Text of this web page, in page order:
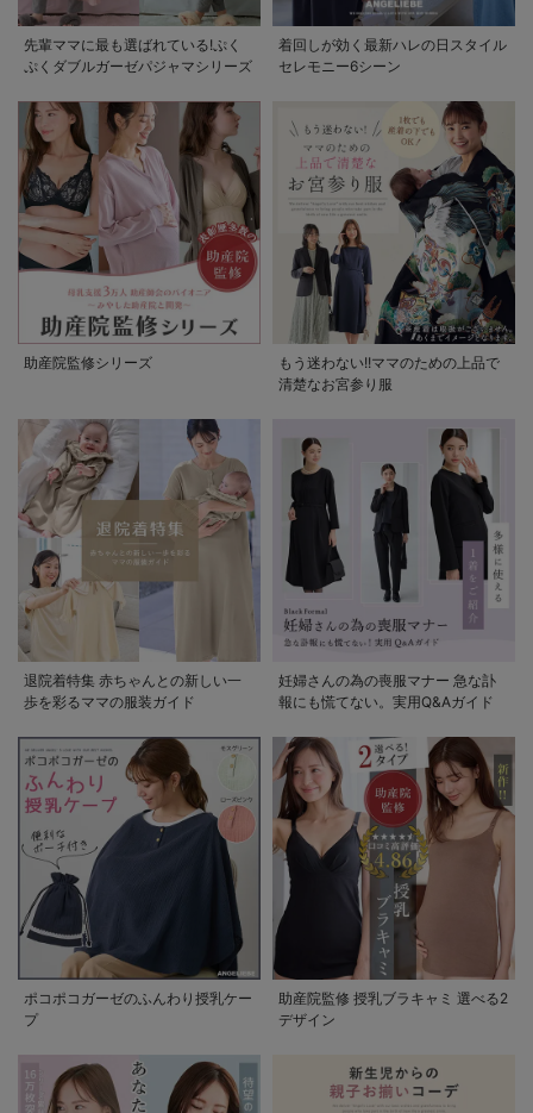
先輩ママに最も選ばれている!ぷく
ぷくダブルガーゼパジャマシリーズ
着回しが効く最新ハレの日スタイル
セレモニー6シーン
助産院監修シリーズ
もう迷わない!!ママのための上品で
清楚なお宮参り服
退院着特集 赤ちゃんとの新しい一
歩を彩るママの服装ガイド
妊婦さんの為の喪服マナー 急な訃
報にも慌てない。実用Q&Aガイド
ポコポコガーゼのふんわり授乳ケー
プ
助産院監修 授乳ブラキャミ 選べる2
デザイン